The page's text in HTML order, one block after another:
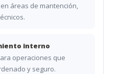
áreas de mantención,
interno
operaciones que
y seguro.